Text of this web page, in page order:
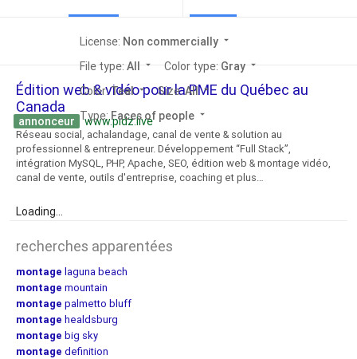
License: Non commercially arrow_drop_down
File type: All arrow_drop_down Color type: Gray arrow_drop_down
Color:Teal arrow_drop_down Size:All arrow_drop_down
Type:Faces of people arrow_drop_down
Édition web & vidéo pour la PME du Québec au
Canada
annonceur www.pidz.live
Réseau social, achalandage, canal de vente & solution au
professionnel & entrepreneur. Développement “Full Stack”,
intégration MySQL, PHP, Apache, SEO, édition web & montage vidéo,
canal de vente, outils d'entreprise, coaching et plus…
Loading...
recherches apparentées
montage laguna beach
montage mountain
montage palmetto bluff
montage healdsburg
montage big sky
montage definition